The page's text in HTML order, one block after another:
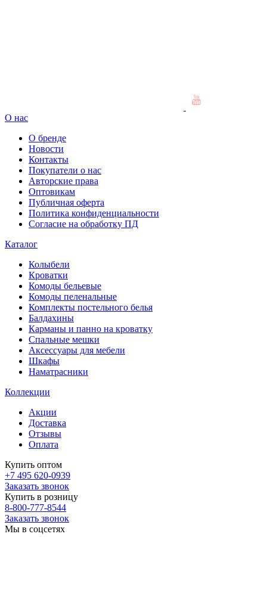
О нас
О бренде
Новости
Контакты
Покупатели о нас
Авторские права
Оптовикам
Публичная оферта
Политика конфиденциальности
Согласие на обработку ПД
Каталог
Колыбели
Кроватки
Комоды бельевые
Комоды пеленальные
Комплекты постельного белья
Балдахины
Карманы и панно на кроватку
Спальные мешки
Аксессуары для мебели
Шкафы
Наматрасники
Коллекции
Акции
Доставка
Отзывы
Оплата
Купить оптом
+7 495 620-0939
Заказать звонок
Купить в розницу
8-800-777-8544
Заказать звонок
Мы в соцсетях